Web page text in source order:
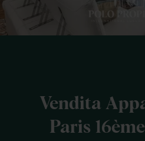
Vendita
Paris